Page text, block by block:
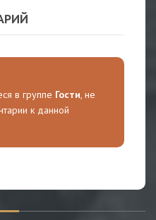
в группе Гости, не
к данной